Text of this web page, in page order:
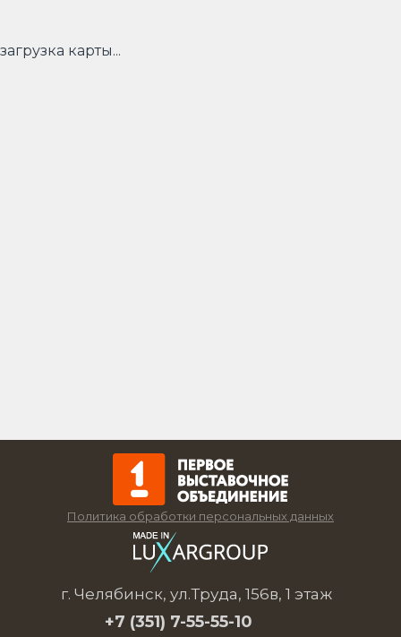
загрузка карты...
Политика обработки персональных данных
г. Челябинск, ул.Труда, 156в, 1 этаж
+7 (351) 7-55-55-10